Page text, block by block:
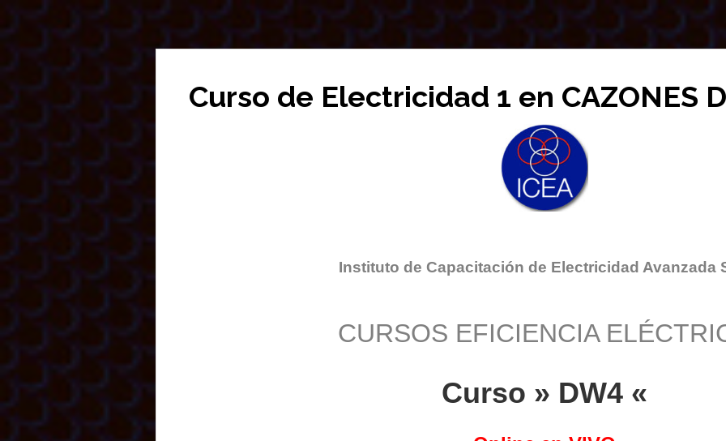
Curso de Electricidad 1 en CAZONES
Instituto de Capacitación de Electricidad Avanzada
CURSOS EFICIENCIA
Curso » DW4 «